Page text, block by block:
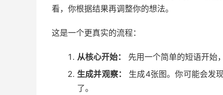
看，你根据结果再调整你的想法。
这是一个更真实的流程：
从核心开始：
先用一个简单的短语开始
生成并观察：
生成4张图。你可能会发
了。